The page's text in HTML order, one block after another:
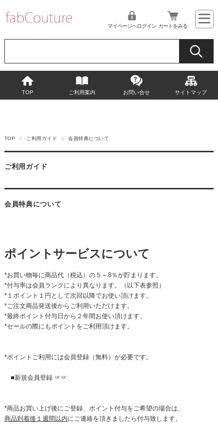
マイページへログイン カートをみる
TOP ご利用案内 お問い合せ サイトマップ
TOP ご利用ガイド 会員特典について
ご利用ガイド
会員特典について
ポイントサービスについて
*お買い物毎に商品代（税込）の５～8％が貯まります。
*付与率は会員ランクにより異なります。（以下表参照）
*１ポイント１円として次回以降でお使い頂けます。
*ご注文商品発送後からご利用いただけます。
*最終ポイント付与日から２年間お使い頂けます。
*セールの際にもポイントをご利用頂けます。
*ポイントご利用には会員登録（無料）が必要です。
■新規会員登録 ☞☞
*商品お買い上げ後にご登録、ポイント付与をご希望の場合は、
商品到着後１週間以内にご連絡を頂きましたら付与致します。